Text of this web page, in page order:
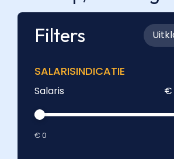
Filters
SALARISINDICATIE
Salaris €
€ 0